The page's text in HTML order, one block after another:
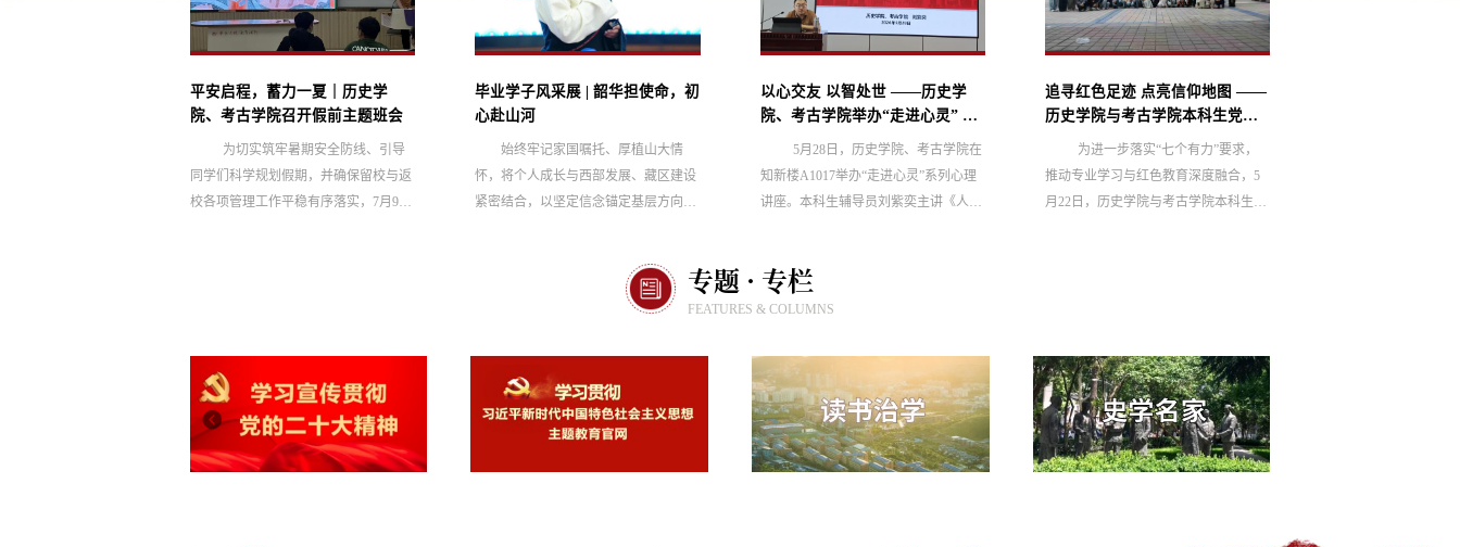
平安启程，蓄力一夏｜历史学
院、考古学院召开假前主题班会
为切实筑牢暑期安全防线、引导
同学们科学规划假期，并确保留校与返
校各项管理工作平稳有序落实，7月9日
重维度展开了细致讲解，重点强调了人
走断电的消防要求、宿舍门窗锁闭及卫
生清扫等离校规范；提醒同学们管好
“钱袋子”，警惕各类诈骗陷阱，...
毕业学子风采展 | 韶华担使命，初
心赴山河
始终牢记家国嘱托、厚植山大情
怀，将个人成长与西部发展、藏区建设
紧密结合，以坚定信念锚定基层方向，
以心交友 以智处世 ——历史学
院、考古学院举办“走进心灵” 专
5月28日，历史学院、考古学院在
知新楼A1017举办“走进心灵”系列心理
讲座。本科生辅导员刘紫奕主讲《人际
座，聚焦大学生日常社交痛点与成长困
惑，为同学们带来系统实用的社交指
内核，以同心圆式人际关系结构为切入
点，引导同学们辩证看待人际网络。刘
紫奕结合马斯洛需求层次理论，拆解生
理、安全、自我实现等需求与...
追寻红色足迹 点亮信仰地图 ——
历史学院与考古学院本科生党支
部开展红色足迹分享主题党日活
为进一步落实“七个有力”要求，
推动专业学习与红色教育深度融合，5
月22日，历史学院与考古学院本科生党
红图等形式，推动历史学与考古学专业
优势融入红色教育，实现党建与专业双
向赋能。 活动伊始，刘紫奕介绍了活
动意义与流程，鼓励同学们...
专题 · 专栏
FEATURES & COLUMNS